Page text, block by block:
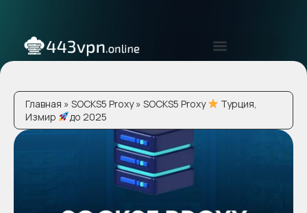
Главная » SOCKS5 Proxy» SOCKS5 Proxy
Турция,
Измир
до 2025